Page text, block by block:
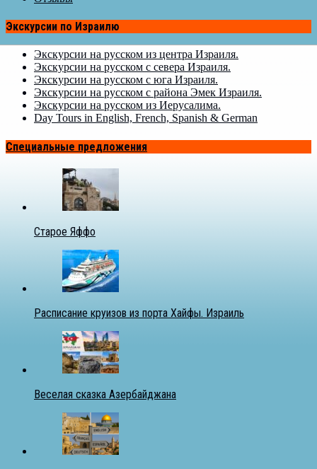
Экскурсии по Израилю
Экскурсии на русском из центра Израиля.
Экскурсии на русском с севера Израиля.
Экскурсии на русском с юга Израиля.
Экскурсии на русском с района Эмек Израиля.
Экскурсии на русском из Иерусалима.
Day Tours in English, French, Spanish & German
Специальные предложения
Старое Яффо
Расписание круизов из порта Хайфы. Израиль
Веселая сказка Азербайджана